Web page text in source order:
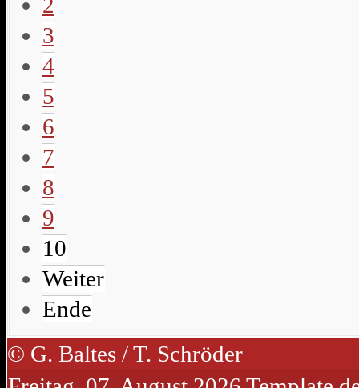
3
4
5
6
7
8
9
10
Weiter
Ende
© G. Baltes / T. Schröder